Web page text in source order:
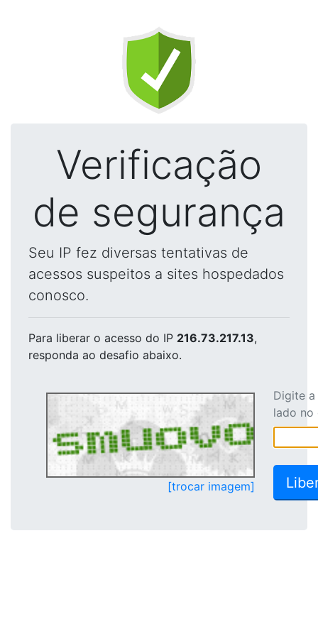
Verificação
de segurança
Seu IP fez diversas tentativas de
acessos suspeitos a sites hospedados
conosco.
Para liberar o acesso do IP 216.73.217.13,
responda ao desafio abaixo.
[trocar imagem]
Digite
lado no